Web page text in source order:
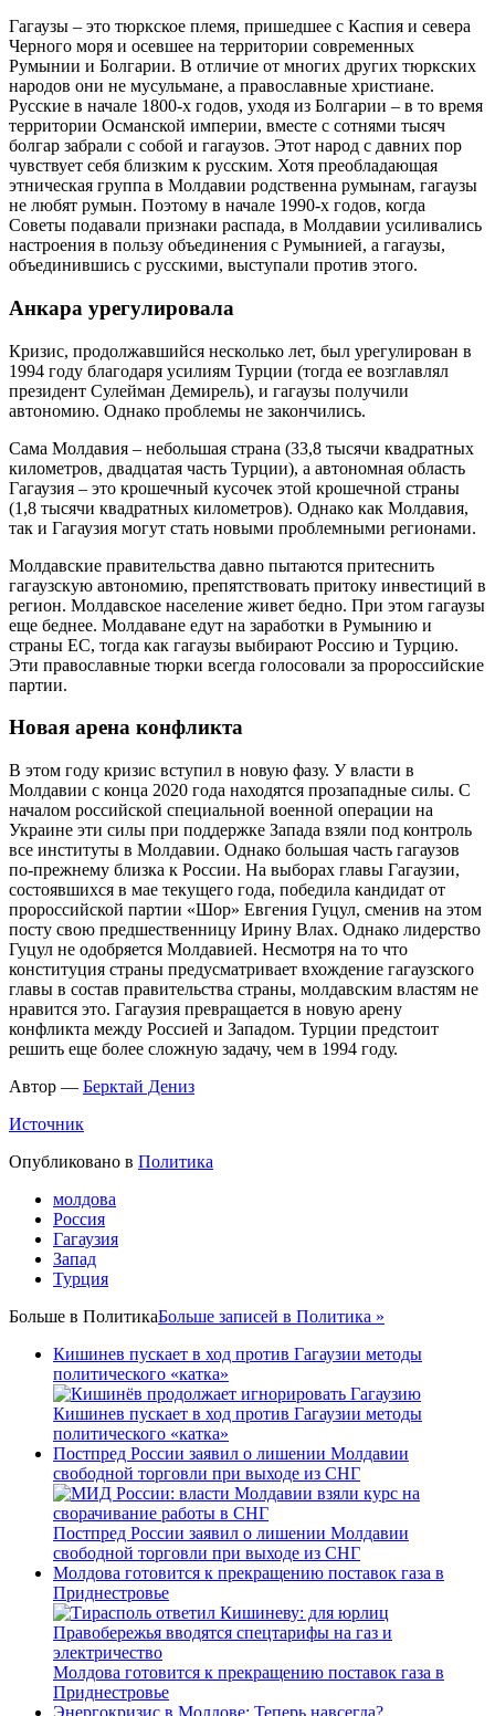
Гагаузы – это тюркское племя, пришедшее с Каспия и севера
Черного моря и осевшее на территории современных
Румынии и Болгарии. В отличие от многих других тюркских
народов они не мусульмане, а православные христиане.
Русские в начале 1800-х годов, уходя из Болгарии – в то время
территории Османской империи, вместе с сотнями тысяч
болгар забрали с собой и гагаузов. Этот народ с давних пор
чувствует себя близким к русским. Хотя преобладающая
этническая группа в Молдавии родственна румынам, гагаузы
не любят румын. Поэтому в начале 1990-х годов, когда
Советы подавали признаки распада, в Молдавии усиливались
настроения в пользу объединения с Румынией, а гагаузы,
объединившись с русскими, выступали против этого.
Анкара урегулировала
Кризис, продолжавшийся несколько лет, был урегулирован в
1994 году благодаря усилиям Турции (тогда ее возглавлял
президент Сулейман Демирель), и гагаузы получили
автономию. Однако проблемы не закончились.
Сама Молдавия – небольшая страна (33,8 тысячи квадратных
километров, двадцатая часть Турции), а автономная область
Гагаузия – это крошечный кусочек этой крошечной страны
(1,8 тысячи квадратных километров). Однако как Молдавия,
так и Гагаузия могут стать новыми проблемными регионами.
Молдавские правительства давно пытаются притеснить
гагаузскую автономию, препятствовать притоку инвестиций в
регион. Молдавское население живет бедно. При этом гагаузы
еще беднее. Молдаване едут на заработки в Румынию и
страны ЕС, тогда как гагаузы выбирают Россию и Турцию.
Эти православные тюрки всегда голосовали за пророссийские
партии.
Новая арена конфликта
В этом году кризис вступил в новую фазу. У власти в
Молдавии с конца 2020 года находятся прозападные силы. С
началом российской специальной военной операции на
Украине эти силы при поддержке Запада взяли под контроль
все институты в Молдавии. Однако большая часть гагаузов
по-прежнему близка к России. На выборах главы Гагаузии,
состоявшихся в мае текущего года, победила кандидат от
пророссийской партии «Шор» Евгения Гуцул, сменив на этом
посту свою предшественницу Ирину Влах. Однако лидерство
Гуцул не одобряется Молдавией. Несмотря на то что
конституция страны предусматривает вхождение гагаузского
главы в состав правительства страны, молдавским властям не
нравится это. Гагаузия превращается в новую арену
конфликта между Россией и Западом. Турции предстоит
решить еще более сложную задачу, чем в 1994 году.
Автор — Берктай Дениз
Источник
Опубликовано в Политика
молдова
Россия
Гагаузия
Запад
Турция
Больше в ПолитикаБольше записей в Политика »
Кишинев пускает в ход против Гагаузии методы
политического «катка»
Кишинев пускает в ход против Гагаузии методы
политического «катка»
Постпред России заявил о лишении Молдавии
свободной торговли при выходе из СНГ
Постпред России заявил о лишении Молдавии
свободной торговли при выходе из СНГ
Молдова готовится к прекращению поставок газа в
Приднестровье
Молдова готовится к прекращению поставок газа в
Приднестровье